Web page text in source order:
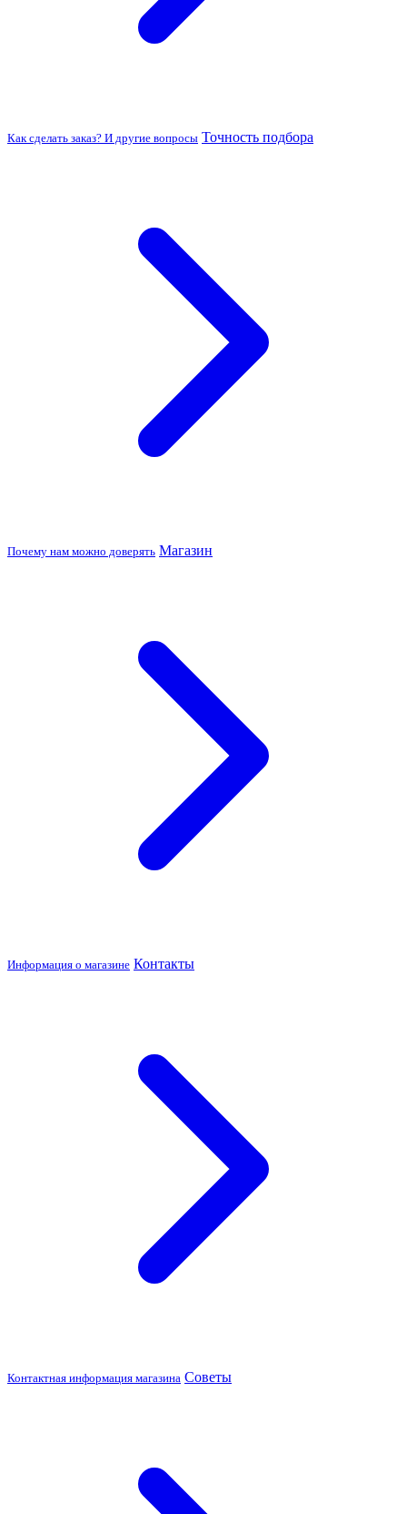
Как сделать заказ? И другие вопросы Точность подбора
Почему нам можно доверять Магазин
Информация о магазине Контакты
Контактная информация магазина Советы